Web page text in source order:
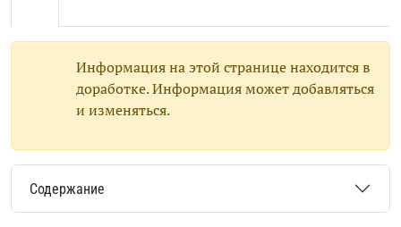
Информация на этой странице находится в
доработке. Информация может добавляться
и изменяться.
Содержание